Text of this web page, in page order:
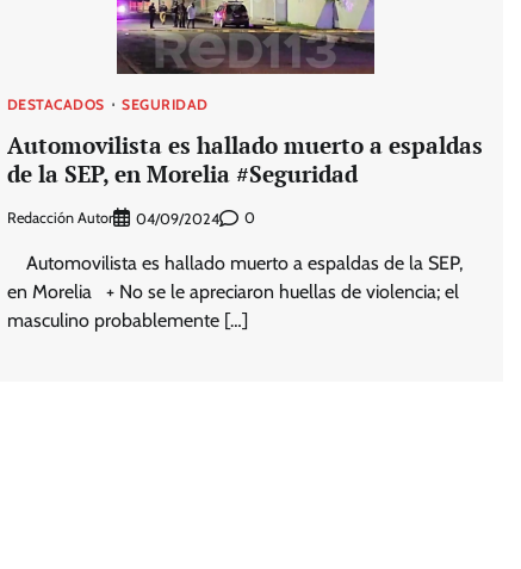
DESTACADOS SEGURIDAD
Automovilista es hallado muerto a espaldas
de la SEP, en Morelia #Seguridad
Redacción Autor 04/09/2024 0
Automovilista es hallado muerto a espaldas de la SEP,
en Morelia + No se le apreciaron huellas de violencia; el
masculino probablemente […]